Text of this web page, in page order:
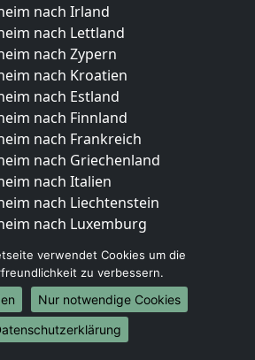
nach Irland
nach Lettland
nach Zypern
nach Kroatien
nach Estland
nach Finnland
nach Frankreich
nach Griechenland
nach Italien
nach Liechtenstein
nach Luxemburg
nach Norwegen
nach Berlin
verwendet Cookies um die
zu verbessern.
Nur notwendige Cookies